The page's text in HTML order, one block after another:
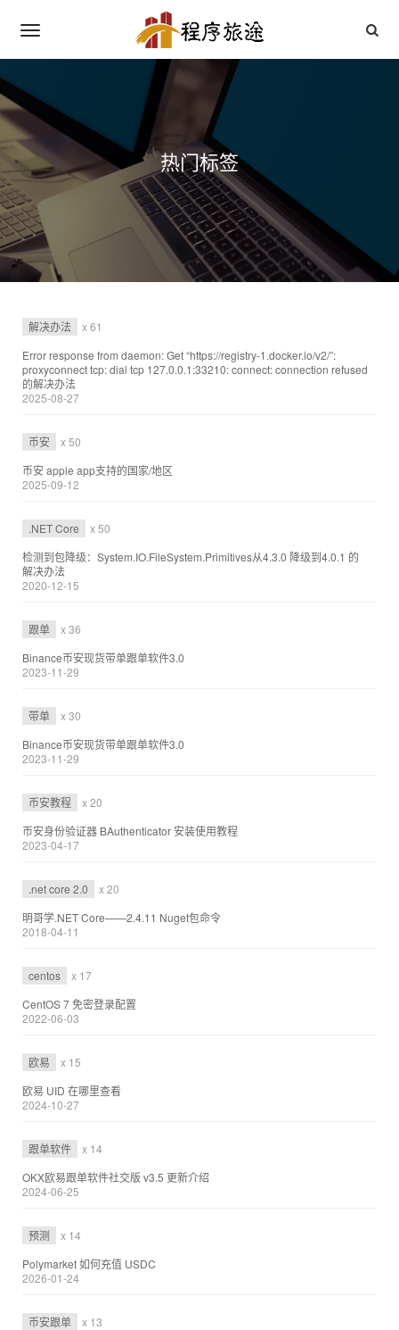
热门标签
解决办法
x 61
Error response from daemon: Get “https://registry-1.docker.io/v2/”:
proxyconnect tcp: dial tcp 127.0.0.1:33210: connect: connection refused
的解决办法
2025-08-27
币安
x 50
币安 apple app支持的国家/地区
2025-09-12
.NET Core
x 50
检测到包降级：System.IO.FileSystem.Primitives从4.3.0 降级到4.0.1 的
解决办法
2020-12-15
跟单
x 36
Binance币安现货带单跟单软件3.0
2023-11-29
带单
x 30
Binance币安现货带单跟单软件3.0
2023-11-29
币安教程
x 20
币安身份验证器 BAuthenticator 安装使用教程
2023-04-17
.net core 2.0
x 20
明哥学.NET Core——2.4.11 Nuget包命令
2018-04-11
centos
x 17
CentOS 7 免密登录配置
2022-06-03
欧易
x 15
欧易 UID 在哪里查看
2024-10-27
跟单软件
x 14
OKX欧易跟单软件社交版 v3.5 更新介绍
2024-06-25
预测
x 14
Polymarket 如何充值 USDC
2026-01-24
币安跟单
x 13